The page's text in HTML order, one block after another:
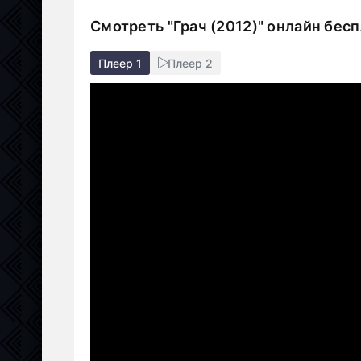
Смотреть "Грач (2012)" онлайн
Плеер 1 Плеер 2